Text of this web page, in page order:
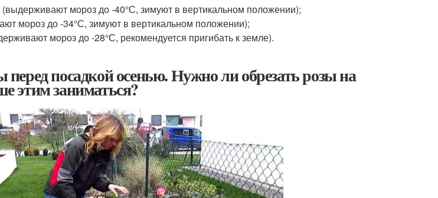
мороз до -40°С, зимуют в вертикальном положении);
мороз до -34°С, зимуют в вертикальном положении);
мороз до -28°С, рекомендуется пригибать к земле).
перед посадкой осенью. Нужно ли обрезать розы на
этим заниматься?